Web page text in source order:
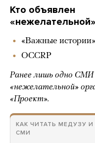
Кто объявлен
«Важные истории»
OCCRP
Ранее лишь одно СМИ
«нежелательной»
«Проект».
КАК ЧИТАТЬ МЕДУЗУ
СМИ